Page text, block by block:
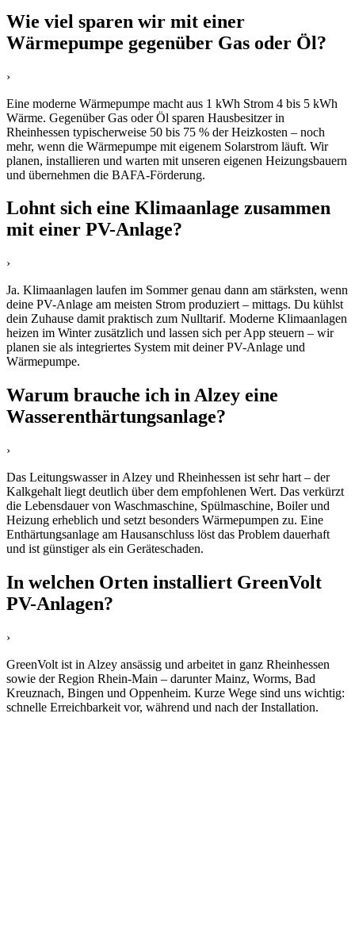
Wie viel sparen wir mit einer
Wärmepumpe gegenüber Gas oder Öl?
›
Eine moderne Wärmepumpe macht aus 1 kWh Strom 4 bis 5 kWh
Wärme. Gegenüber Gas oder Öl sparen Hausbesitzer in
Rheinhessen typischerweise 50 bis 75 % der Heizkosten – noch
mehr, wenn die Wärmepumpe mit eigenem Solarstrom läuft. Wir
planen, installieren und warten mit unseren eigenen Heizungsbauern
und übernehmen die BAFA-Förderung.
Lohnt sich eine Klimaanlage zusammen
mit einer PV-Anlage?
›
Ja. Klimaanlagen laufen im Sommer genau dann am stärksten, wenn
deine PV-Anlage am meisten Strom produziert – mittags. Du kühlst
dein Zuhause damit praktisch zum Nulltarif. Moderne Klimaanlagen
heizen im Winter zusätzlich und lassen sich per App steuern – wir
planen sie als integriertes System mit deiner PV-Anlage und
Wärmepumpe.
Warum brauche ich in Alzey eine
Wasserenthärtungsanlage?
›
Das Leitungswasser in Alzey und Rheinhessen ist sehr hart – der
Kalkgehalt liegt deutlich über dem empfohlenen Wert. Das verkürzt
die Lebensdauer von Waschmaschine, Spülmaschine, Boiler und
Heizung erheblich und setzt besonders Wärmepumpen zu. Eine
Enthärtungsanlage am Hausanschluss löst das Problem dauerhaft
und ist günstiger als ein Geräteschaden.
In welchen Orten installiert GreenVolt
PV-Anlagen?
›
GreenVolt ist in Alzey ansässig und arbeitet in ganz Rheinhessen
sowie der Region Rhein-Main – darunter Mainz, Worms, Bad
Kreuznach, Bingen und Oppenheim. Kurze Wege sind uns wichtig:
schnelle Erreichbarkeit vor, während und nach der Installation.